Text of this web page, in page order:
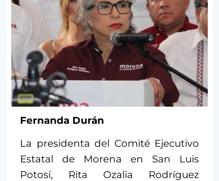
Fernanda Durán
La presidenta del Comité Ejecutivo
Estatal de Morena en San Luis
Potosí, Rita Ozalia Rodríguez